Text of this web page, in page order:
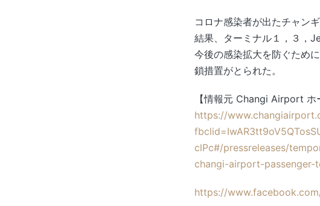
コロナ感染者が出たチャン
結果、ターミナル１，３，
今後の感染拡大を防ぐため
鎖措置がとられた。
【情報元 Changi Airport ホ
https://
clPc#/pressreleases/
changi-airport-
https://